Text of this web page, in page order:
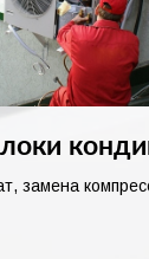
замена